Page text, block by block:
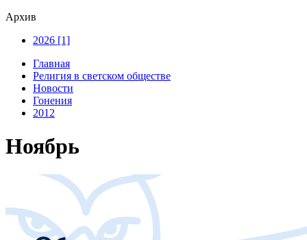
Архив
2026 [1]
Главная
Религия в светском обществе
Новости
Гонения
2012
Ноябрь